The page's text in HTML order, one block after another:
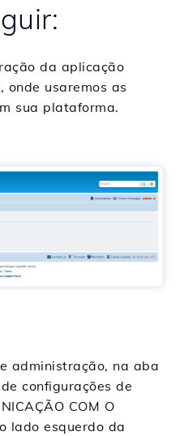
da aplicação
onde usaremos as
sua plataforma.
administração, na aba
configurações de
COM O
lado esquerdo da